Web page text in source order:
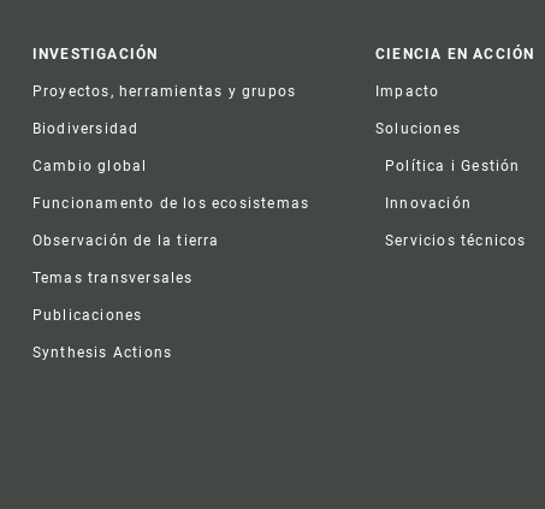
INVESTIGACIÓN
Proyectos, herramientas y grupos
Biodiversidad
Cambio global
Funcionamento de los ecosistemas
Observación de la tierra
Temas transversales
Publicaciones
Synthesis Actions
CIENCIA EN ACCIÓN
Impacto
Soluciones
Política i Gestión
Innovación
Servicios técnicos